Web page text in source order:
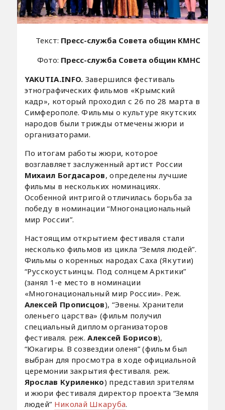
Текст: Пресс-служба Совета общин КМНС
Фото: Пресс-служба Совета общин КМНС
YAKUTIA.INFO. Завершился фестиваль
этнографических фильмов «Крымский
кадр», который проходил с 26 по 28 марта в
Симферополе. Фильмы о культуре якутских
народов были трижды отмечены жюри и
организаторами.
По итогам работы жюри, которое
возглавляет заслуженный артист России
Михаил Богдасаров, определены лучшие
фильмы в нескольких номинациях.
Особенной интригой отличилась борьба за
победу в номинации “Многонациональный
мир России”.
Настоящим открытием фестиваля стали
несколько фильмов из цикла “Земля людей”.
Фильмы о коренных народах Саха (Якутии)
“Русскоустьинцы. Под солнцем Арктики”
(занял 1-е место в номинации
«Многонациональный мир России». Реж.
Алексей Прописцов), “Эвены. Хранители
оленьего царства» (фильм получил
специальный диплом организаторов
фестиваля. реж.Алексей Борисов),
“Юкагиры. В созвездии оленя” (фильм был
выбран для просмотра в ходе официальной
церемонии закрытия фестиваля. реж.
Ярослав Куриленко) представил зрителям
и жюри фестиваля директор проекта “Земля
людей” Николай Шкаруба.